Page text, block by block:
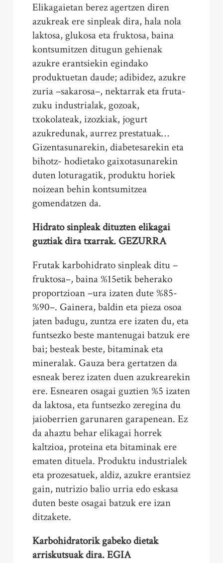
Elikagaietan berez agertzen diren
azukreak ere sinpleak dira, hala nola
laktosa, glukosa eta fruktosa, baina
kontsumitzen ditugun gehienak
azukre erantsiekin egindako
produktuetan daude; adibidez, azukre
zuria –sakarosa–, nektarrak eta fruta-
zuku industrialak, gozoak,
txokolateak, izozkiak, jogurt
azukredunak, aurrez prestatuak…
Gizentasunarekin, diabetesarekin eta
bihotz- hodietako gaixotasunarekin
duten loturagatik, produktu horiek
noizean behin kontsumitzea
gomendatzen da.
Hidrato sinpleak dituzten elikagai
guztiak dira txarrak. GEZURRA
Frutak karbohidrato sinpleak ditu –
fruktosa–, baina %15etik beherako
proportzioan –ura izaten dute %85-
%90–. Gainera, baldin eta pieza osoa
jaten badugu, zuntza ere izaten du, eta
funtsezko beste mantenugai batzuk ere
bai; besteak beste, bitaminak eta
mineralak. Gauza bera gertatzen da
esneak berez izaten duen azukrearekin
ere. Esnearen osagai guztien %5 izaten
da laktosa, eta funtsezko zeregina du
jaioberrien garunaren garapenean. Ez
da ahaztu behar elikagai horrek
kaltzioa, proteina eta bitaminak ere
ematen dituela. Produktu industrialek
eta prozesatuek, aldiz, azukre erantsiez
gain, nutrizio balio urria edo eskasa
duten beste osagai batzuk ere izan
ditzakete.
Karbohidratorik gabeko dietak
arriskutsuak dira. EGIA